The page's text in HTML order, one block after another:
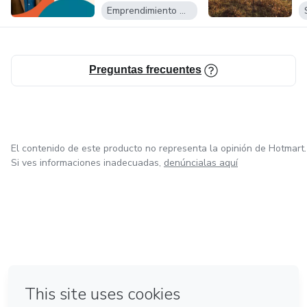
MARKETING
Emprendimiento Digital
Preguntas frecuentes
El contenido de este producto no representa la opinión de Hotmart.
Si ves informaciones inadecuadas, denúncialas aquí
Hecho con❤ en Bogotá